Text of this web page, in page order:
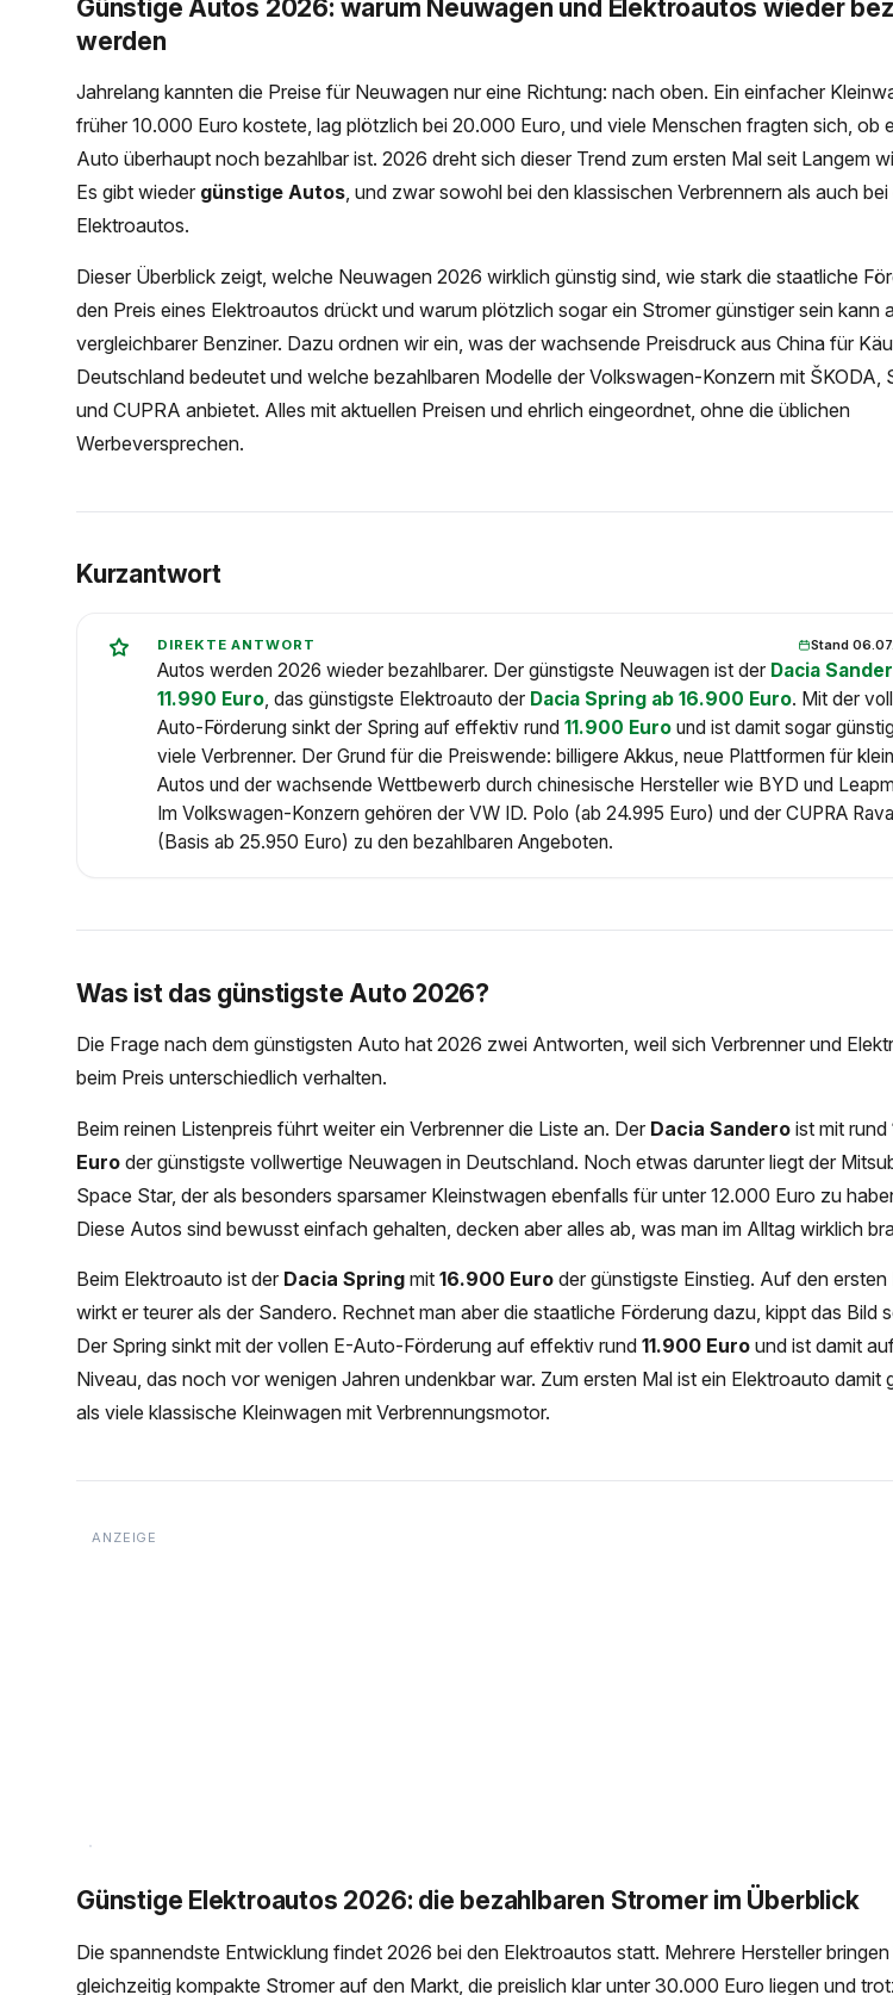
Günstige Autos 2026: warum Neuwagen und Elektroautos wieder
werden
Jahrelang kannten die Preise für Neuwagen nur eine Richtung: nach oben. Ein einfacher
früher 10.000 Euro kostete, lag plötzlich bei 20.000 Euro, und viele Menschen fragten sich, ob
Auto überhaupt noch bezahlbar ist. 2026 dreht sich dieser Trend zum ersten Mal seit Langem
Es gibt wieder günstige Autos, und zwar sowohl bei den klassischen Verbrennern als auch bei
Elektroautos.
Dieser Überblick zeigt, welche Neuwagen 2026 wirklich günstig sind, wie stark die staatliche
den Preis eines Elektroautos drückt und warum plötzlich sogar ein Stromer günstiger sein kann
vergleichbarer Benziner. Dazu ordnen wir ein, was der wachsende Preisdruck aus China für
Deutschland bedeutet und welche bezahlbaren Modelle der Volkswagen-Konzern mit ŠKODA,
und CUPRA anbietet. Alles mit aktuellen Preisen und ehrlich eingeordnet, ohne die üblichen
Werbeversprechen.
Kurzantwort
DIREKTE ANTWORT Stand
Autos werden 2026 wieder bezahlbarer. Der günstigste Neuwagen ist der Dacia
11.990 Euro, das günstigste Elektroauto der Dacia Spring ab 16.900 Euro. Mit der
Auto-Förderung sinkt der Spring auf effektiv rund 11.900 Euro und ist damit sogar
viele Verbrenner. Der Grund für die Preiswende: billigere Akkus, neue Plattformen für
Autos und der wachsende Wettbewerb durch chinesische Hersteller wie BYD und
Im Volkswagen-Konzern gehören der VW ID. Polo (ab 24.995 Euro) und der CUPRA Raval
(Basis ab 25.950 Euro) zu den bezahlbaren Angeboten.
Was ist das günstigste Auto 2026?
Die Frage nach dem günstigsten Auto hat 2026 zwei Antworten, weil sich Verbrenner und
beim Preis unterschiedlich verhalten.
Beim reinen Listenpreis führt weiter ein Verbrenner die Liste an. Der Dacia Sandero ist mit rund
Euro der günstigste vollwertige Neuwagen in Deutschland. Noch etwas darunter liegt der
Space Star, der als besonders sparsamer Kleinstwagen ebenfalls für unter 12.000 Euro zu
Diese Autos sind bewusst einfach gehalten, decken aber alles ab, was man im Alltag wirklich
Beim Elektroauto ist der Dacia Spring mit 16.900 Euro der günstigste Einstieg. Auf den ersten
wirkt er teurer als der Sandero. Rechnet man aber die staatliche Förderung dazu, kippt das Bild
Der Spring sinkt mit der vollen E-Auto-Förderung auf effektiv rund 11.900 Euro und ist damit
Niveau, das noch vor wenigen Jahren undenkbar war. Zum ersten Mal ist ein Elektroauto damit
als viele klassische Kleinwagen mit Verbrennungsmotor.
Günstige Elektroautos 2026: die bezahlbaren Stromer im Überblick
Die spannendste Entwicklung findet 2026 bei den Elektroautos statt. Mehrere Hersteller bringen
gleichzeitig kompakte Stromer auf den Markt, die preislich klar unter 30.000 Euro liegen und